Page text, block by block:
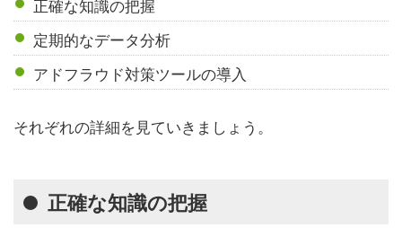
正確な知識の把握
定期的なデータ分析
アドフラウド対策ツールの導入
それぞれの詳細を見ていきましょう。
正確な知識の把握